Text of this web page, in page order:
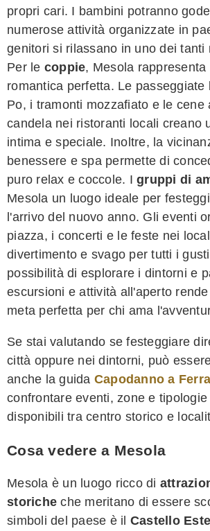
propri cari. I bambini potranno
numerose attività organizzate in
genitori si rilassano in uno dei tanti
Per le coppie, Mesola rappresenta
romantica perfetta. Le passeggiate
Po, i tramonti mozzafiato e le cene
candela nei ristoranti locali creano
intima e speciale. Inoltre, la
benessere e spa permette di
puro relax e coccole. I gruppi di
Mesola un luogo ideale per
l'arrivo del nuovo anno. Gli eventi
piazza, i concerti e le feste nei
divertimento e svago per tutti i
possibilità di esplorare i dintorni e
escursioni e attività all'aperto
meta perfetta per chi ama
Se stai valutando se festeggiare
città oppure nei dintorni, può
anche la guida Capodanno a
confrontare eventi, zone e tipologie
disponibili tra centro storico e
Cosa vedere a Mesola
Mesola è un luogo ricco di
storiche che meritano di essere
simboli del paese è il Castello